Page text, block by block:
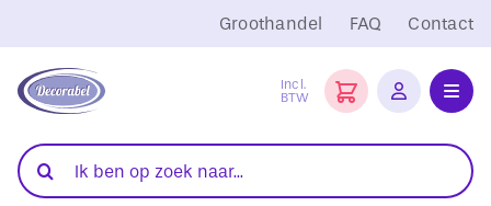
naar
inhoud
Groothandel FAQ Contact
Incl.
BTW
Folies
Zoeken
naar: